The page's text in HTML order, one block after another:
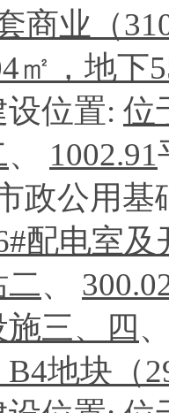
商业（
㎡，地下
位置: 位
、 1002.91
政公用基
配电室
二、
三、四 、
B4地块（